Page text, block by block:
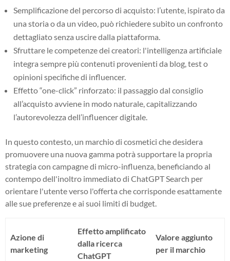
Semplificazione del percorso di acquisto: l’utente, ispirato da
una storia o da un video, può richiedere subito un confronto
dettagliato senza uscire dalla piattaforma.
Sfruttare le competenze dei creatori: l'intelligenza artificiale
integra sempre più contenuti provenienti da blog, test o
opinioni specifiche di influencer.
Effetto “one-click” rinforzato: il passaggio dal consiglio
all’acquisto avviene in modo naturale, capitalizzando
l’autorevolezza dell’influencer digitale.
In questo contesto, un marchio di cosmetici che desidera
promuovere una nuova gamma potrà supportare la propria
strategia con campagne di micro-influenza, beneficiando al
contempo dell'inoltro immediato di ChatGPT Search per
orientare l'utente verso l'offerta che corrisponde esattamente
alle sue preferenze e ai suoi limiti di budget.
Azione di
marketing
Effetto amplificato
dalla ricerca
ChatGPT
Valore aggiunto
per il marchio